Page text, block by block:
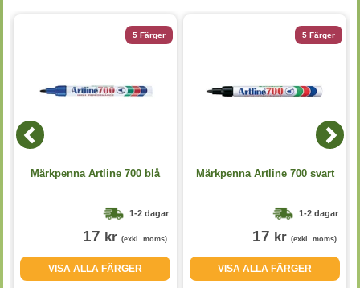
5 Färger
Märkpenna Artline 700 blå
1-2 dagar
17 kr (exkl. moms)
VISA ALLA FÄRGER
5 Färger
Märkpenna Artline 700 svart
1-2 dagar
17 kr (exkl. moms)
VISA ALLA FÄRGER